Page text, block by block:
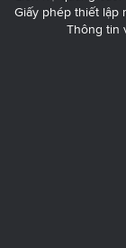
Giấy phép thiết lập
Thông tin